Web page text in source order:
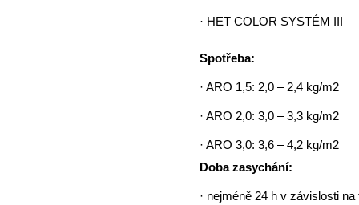
· HET COLOR SYSTÉM III
Spotřeba:
· ARO 1,5: 2,0 – 2,4 kg/m2
· ARO 2,0: 3,0 – 3,3 kg/m2
· ARO 3,0: 3,6 – 4,2 kg/m2
Doba zasychání:
· nejméně 24 h v závislosti